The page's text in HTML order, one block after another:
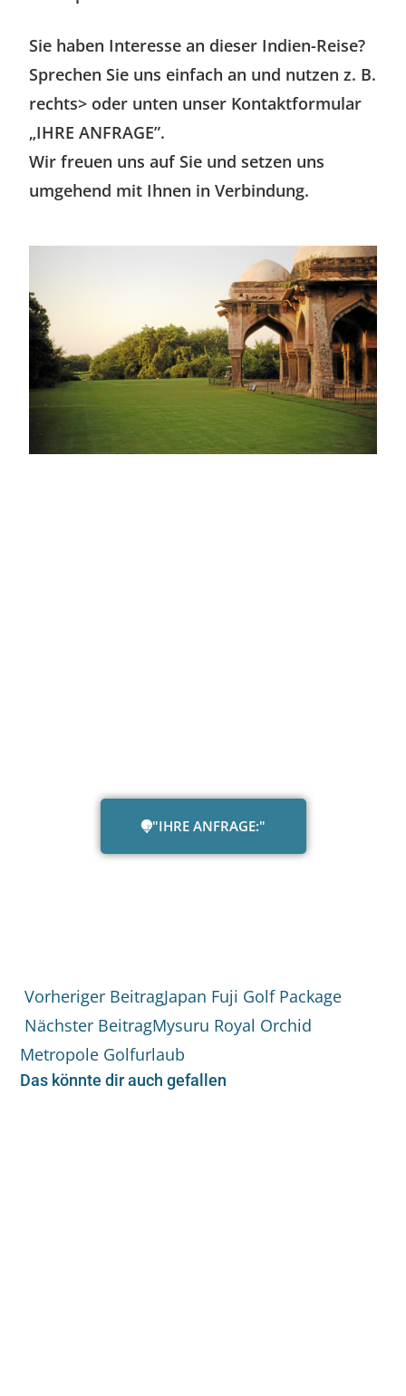
Sie haben Interesse an dieser Indien-Reise?
Sprechen Sie uns einfach an und nutzen z. B.
rechts> oder unten unser Kontaktformular
„IHRE ANFRAGE”.
Wir freuen uns auf Sie und setzen uns
umgehend mit Ihnen in Verbindung.
"IHRE ANFRAGE:"
Vorheriger BeitragJapan Fuji Golf Package
Nächster BeitragMysuru Royal Orchid
Metropole Golfurlaub
Das könnte dir auch gefallen